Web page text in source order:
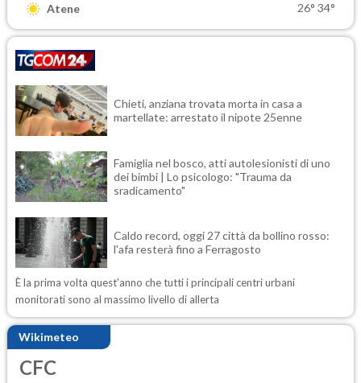
Atene 26° 34°
Chieti, anziana trovata morta in casa a
martellate: arrestato il nipote 25enne
Famiglia nel bosco, atti autolesionisti di uno
dei bimbi | Lo psicologo: "Trauma da
sradicamento"
Caldo record, oggi 27 città da bollino rosso:
l'afa resterà fino a Ferragosto
È la prima volta quest'anno che tutti i principali centri urbani
monitorati sono al massimo livello di allerta
Wikimeteo
CFC